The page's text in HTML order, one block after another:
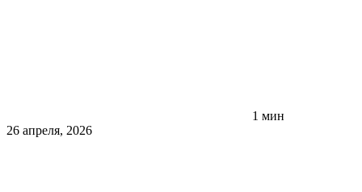
1 мин
26 апреля, 2026